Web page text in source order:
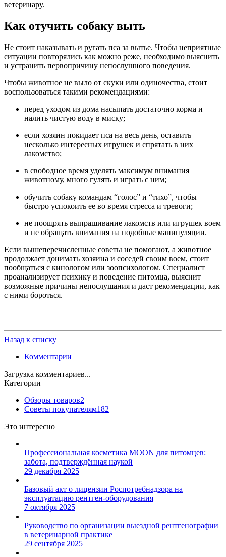
ветеринару.
Как отучить собаку выть
Не стоит наказывать и ругать пса за вытье. Чтобы неприятные
ситуации повторялись как можно реже, необходимо выяснить
и устранить первопричину непослушного поведения.
Чтобы животное не выло от скуки или одиночества, стоит
воспользоваться такими рекомендациями:
перед уходом из дома насыпать достаточно корма и
налить чистую воду в миску;
если хозяин покидает пса на весь день, оставить
несколько интересных игрушек и спрятать в них
лакомство;
в свободное время уделять максимум внимания
животному, много гулять и играть с ним;
обучить собаку командам “голос” и “тихо”, чтобы
быстро успокоить ее во время стресса и тревоги;
не поощрять выпрашивание лакомств или игрушек воем
и не обращать внимания на подобные манипуляции.
Если вышеперечисленные советы не помогают, а животное
продолжает донимать хозяина и соседей своим воем, стоит
пообщаться с кинологом или зоопсихологом. Специалист
проанализирует психику и поведение питомца, выяснит
возможные причины непослушания и даст рекомендации, как
с ними бороться.
Назад к списку
Комментарии
Загрузка комментариев...
Категории
Обзоры товаров2
Советы покупателям182
Это интересно
Профессиональная косметика MOON для питомцев:
забота, подтверждённая наукой
29 декабря 2025
Базовый акт о лицензии Роспотребнадзора на
эксплуатацию рентген-оборудования
7 октября 2025
Руководство по организации выездной рентгенографии
в ветеринарной практике
29 сентября 2025